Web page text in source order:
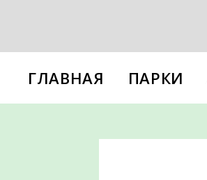
ГЛАВНАЯ ПАРКИ